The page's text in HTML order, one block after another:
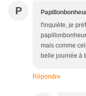
P
t'inquiète, je
mais comme
belle journée à
Répondre